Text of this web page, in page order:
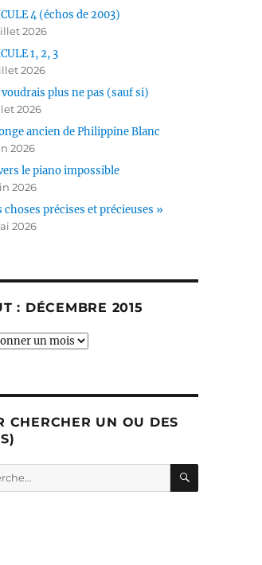
4 (échos de 2003)
2026
1, 2, 3
2026
voudrais plus ne pas (sauf si)
2026
ancien de Philippine Blanc
2026
le piano impossible
2026
choses précises et précieuses »
2026
: DÉCEMBRE 2015
CHERCHER UN OU DES